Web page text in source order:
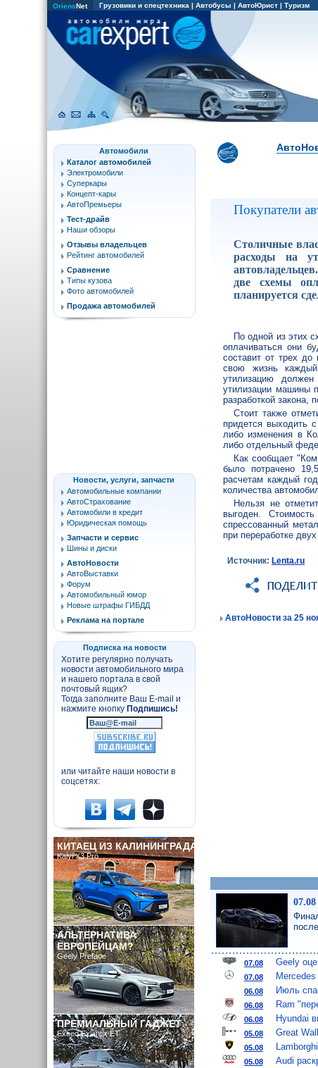
OriensNet Грузовики и спецтехника | Автобусы | АвтоЮрист | Туризм
Покупатели
Столичные
расходы на
две схемы
планируется
По одной из этих
оплачиваться они
составит от трех до
свою жизнь
утилизацию
утилизации машины
разработкой закона,
Стоит также
придется выходить
либо изменения в
либо отдельный
Как сообщает
было потрачено
расчетам каждый
количества
Нельзя не
выгоден.
спрессованный
при переработке
Источник:Lenta.ru
АвтоНовости за 25
07.08 Geely
07.08
06.08 Июль
06.08 Ram
06.08 Hyundai
05.08 Great
05.08
05.08 Audi
Автомобили
Каталог автомобилей
Электромобили
Суперкары
Концепт-кары
АвтоПремьеры
Тест-драйв
Наши обзоры
Отзывы владельцев
Рейтинг автомобилей
Сравнение
Типы кузова
Фото автомобилей
Продажа автомобилей
Новости, услуги, запчасти
Автомобильные компании
АвтоСтрахование
Автомобили в кредит
Юридическая помощь
Запчасти и сервис
Шины и диски
АвтоНовости
АвтоВыставки
Форум
Автомобильный юмор
Новые штрафы ГИБДД
Реклама на портале
Подписка на новости
Хотите регулярно получать
новости автомобильного мира
и нашего портала в свой
почтовый ящик?
Тогда заполните Ваш E-mail и
нажмите кнопку Подпишись!
или читайте наши новости в
соцсетях:
КИТАЕЦ ИЗ КАЛИНИНГРАДА
Kaiyi X3 Pro
АЛЬТЕРНАТИВА
ЕВРОПЕЙЦАМ?
Geely Preface
ПРЕМИАЛЬНЫЙ ГАДЖЕТ
Exeed Exlantix ET